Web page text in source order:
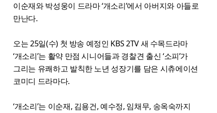
이순재와 박성웅이 드라마 ‘개소리’에서 아버지와 아들로
만난다.
오는 25일(수) 첫 방송 예정인 KBS 2TV 새 수목드라마
‘개소리’는 활약 만점 시니어들과 경찰견 출신 ‘소피’가
그리는 유쾌하고 발칙한 노년 성장기를 담은 시츄에이션
코미디 드라마다.
‘개소리’는 이순재, 김용건, 예수정, 임채무, 송옥숙까지